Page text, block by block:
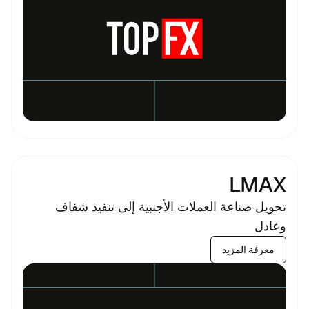
LMAX
تحويل صناعة العملات الأجنبية إلى تنفيذ شفاف
وعادل
معرفة المزيد